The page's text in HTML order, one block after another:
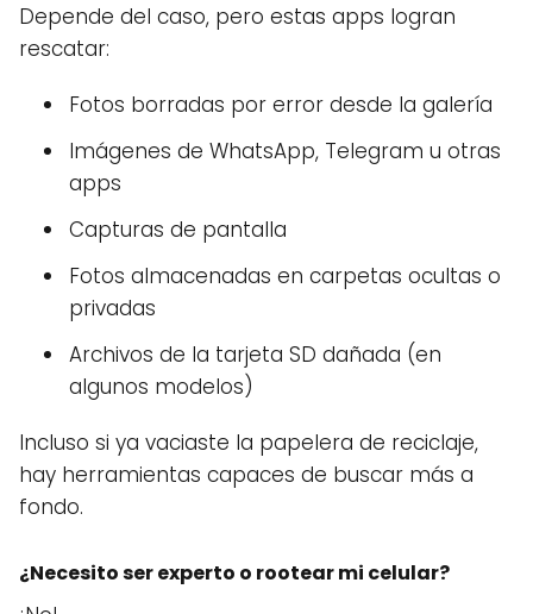
Depende del caso, pero estas apps logran
rescatar:
Fotos borradas por error desde la galería
Imágenes de WhatsApp, Telegram u otras
apps
Capturas de pantalla
Fotos almacenadas en carpetas ocultas o
privadas
Archivos de la tarjeta SD dañada (en
algunos modelos)
Incluso si ya vaciaste la papelera de reciclaje,
hay herramientas capaces de buscar más a
fondo.
¿Necesito ser experto o rootear mi celular?